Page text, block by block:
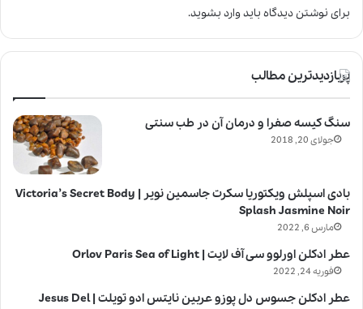
برای نوشتن دیدگاه بایدوارد بشوید.
پربازدیدترین مطالب
سنگ کیسه صفرا و درمان آن در طب سنتی
جولای 20, 2018
بادی اسپلش ویکتوریا سکرت جاسمین نویر | Victoria’s Secret Body
Splash Jasmine Noir
مارس 6, 2022
عطر ادکلن اورلوو سی آف لایت | Orlov Paris Sea of Light
فوریه 24, 2022
عطر ادکلن جسوس دل پوزو عربین نایتس ادو تویلت | Jesus Del